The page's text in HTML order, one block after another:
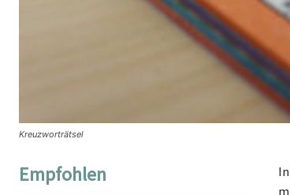
Kreuzworträtsel
Empfohlen